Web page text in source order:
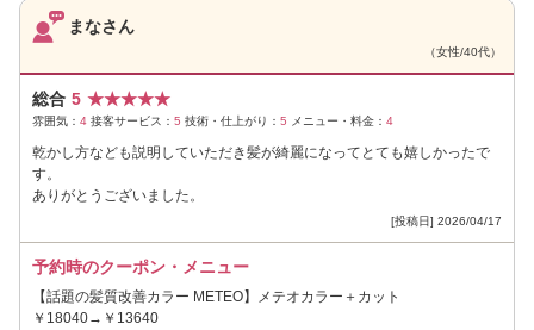
まなさん
（女性/40代）
総合 5 ★★★★★
雰囲気： 4 接客サービス： 5 技術・仕上がり： 5 メニュー・料金： 4
乾かし方なども説明していただき髪が綺麗になってとても嬉しかったで
す。
ありがとうございました。
[投稿日] 2026/04/17
予約時のクーポン・メニュー
【話題の髪質改善カラー METEO】メテオカラー＋カット
￥18040→￥13640